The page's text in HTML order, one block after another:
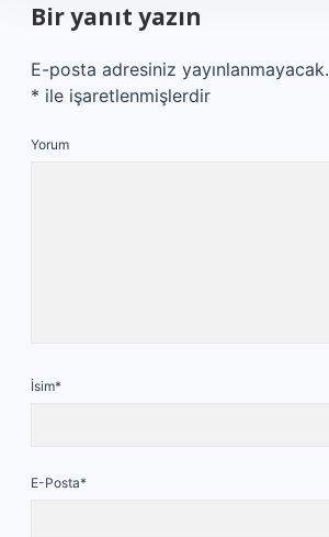
Bir yanıt yazın
E-posta adresiniz yayınlanmayacak.
* ile işaretlenmişlerdir
Yorum
İsim*
E-Posta*